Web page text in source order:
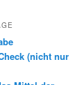
(nicht nur